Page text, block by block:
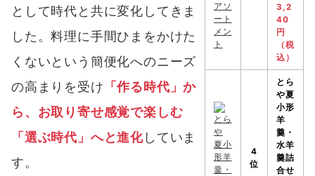
として時代と共に変化してきま
した。料理に手間ひまをかけた
くないという簡便化へのニーズ
の高まりを受け 「作る時代」か
ら、お取り寄せ感覚で楽しむ
「選ぶ時代」へと進化していま
す。
3,2
40
円
（税
込）
4
位
とら
や夏
小形
羊
羹・
水羊
羹詰
合せ